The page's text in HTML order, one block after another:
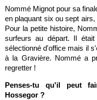
Nommé Mignot pour sa
en plaquant six ou sept
Pour la petite histoire,
surfeurs au départ. Il était
sélectionné d'office mais il
à la Gravière. Nommé a
regretter !
Penses-tu qu'il peut
Hossegor ?